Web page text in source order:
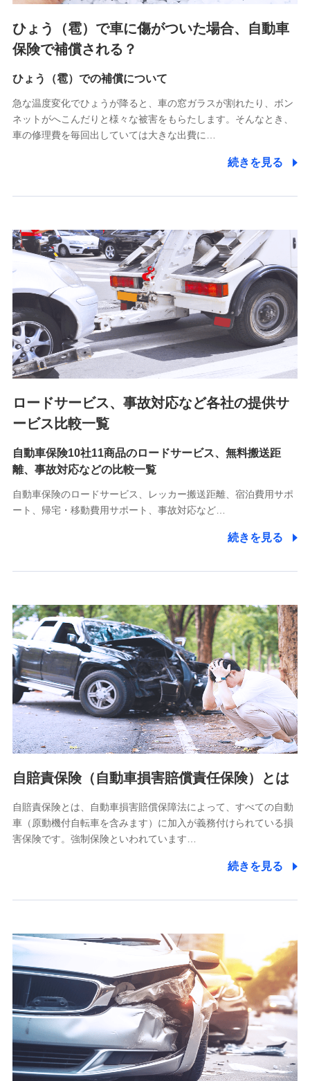
4.家族・友達紹介にて取得した個人情報
被紹介者への連絡、及び当社と取引のあるもしくは委託を受
けている保険会社・提携会社の保険その他に関する情報を提
供し、金融商品等の契約を勧奨するため
アンケートやキャンペーン等の実施のため
上記に係る連絡・手続き・管理等付帯業務を行うため
5.通話録音にて取得する情報
7.社員（従業者）の個人情報
人事･勤怠･健康・労務等の管理、給与支給、福利厚生・採用
退職関連処理等の各種手続きのため、当社と従業員または従
業員同士の連絡のため
8.取引先個人情報
取引先としての選定業務、営業情報の提供業務、契約締結手
続き業務、取引管理業務、およびこれらに準ずる業務の遂行
のため
9.お問い合わせ情報
各種お問い合わせに対応するため
10.受託業務の 個人情報
受託業務の遂行およびこれらに準ずる業務の遂行のため
11.マイカー通勤管理クラウド並びに法人向けASPサー
をお送りするため
分析するため
当社の対応品質向上やお問い合わせ内容の正確な把握のため
個人情報保護管理者の職名、連絡先
株式会社ドコモ・インシュアランス 営業部長
〒103-0013 東京都中央区日本橋人形町2-14-10 アーバン
ネット日本橋ビル 3F
株式会社ドコモ・インシュアランス
個人情報の第三者提供について
除き、第三者に提供いたしません。
業務の委託
当社は利用目的の達成に必要な範囲内において個人情報の取
【共同して利用される利用データの項目】
当社又は株式会社NTTドコモがサービス提供等を通じて取得
した、以下の情報などの個人データ
基本情報
氏名、電話番号、メールアドレス、お客さまの識別子、
属性、連絡先、dポイントサービスのご利用に関する情
報。例として、dポイントカード番号、性別、年齢、家族
構成、住所、dポイント残高、dポイント利用履歴などが
ひょう（雹）で車に傷がついた場合、自動車
保険で補償される？
ひょう（雹）での補償について
急な温度変化でひょうが降ると、車の窓ガラスが割れたり、ボン
ネットがへこんだりと様々な被害をもらたします。そんなとき、
車の修理費を毎回出していては大きな出費に…
続きを見る
ロードサービス、事故対応など各社の提供サ
ービス比較一覧
自動車保険10社11商品のロードサービス、無料搬送距
離、事故対応などの比較一覧
自動車保険のロードサービス、レッカー搬送距離、宿泊費用サポ
ート、帰宅・移動費用サポート、事故対応など…
続きを見る
自賠責保険（自動車損害賠償責任保険）とは
自賠責保険とは、自動車損害賠償保障法によって、すべての自動
車（原動機付自転車を含みます）に加入が義務付けられている損
害保険です。強制保険といわれています…
続きを見る